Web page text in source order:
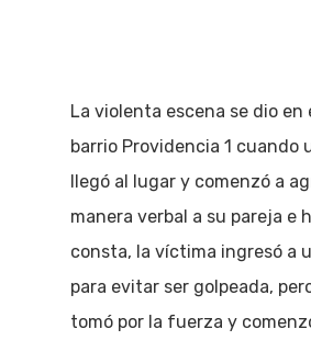
La violenta escena se dio en
barrio Providencia 1 cuando
llegó al lugar y comenzó a
manera verbal a su pareja e
consta, la víctima ingresó a
para evitar ser golpeada,
tomó por la fuerza y